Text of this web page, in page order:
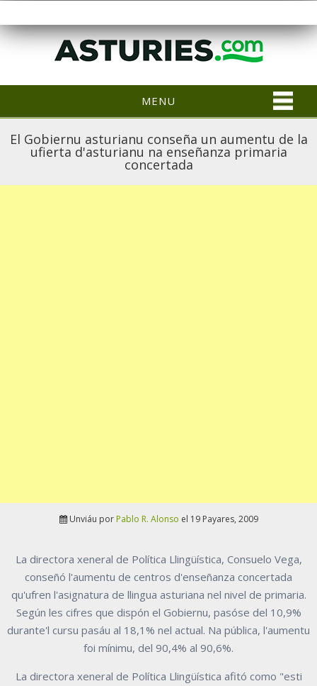
MENU
El Gobiernu asturianu conseña un aumentu de la
ufierta d'asturianu na enseñanza primaria
concertada
Unviáu por Pablo R. Alonso el 19 Payares, 2009
La directora xeneral de Política Llingüística, Consuelo Vega,
conseñó l'aumentu de centros d'enseñanza concertada
qu'ufren l'asignatura de llingua asturiana nel nivel de primaria.
Según les cifres que dispón el Gobiernu, pasóse del 10,9%
durante'l cursu pasáu al 18,1% nel actual. Na pública, l'aumentu
foi mínimu, del 90,4% al 90,6%.
La directora xeneral de Política Llingüística afitó como "esti